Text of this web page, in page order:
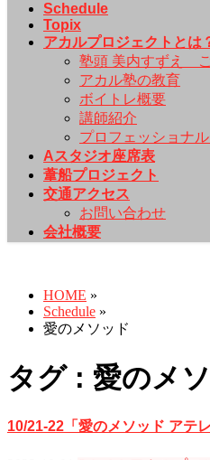
Schedule
Topix
アカルプロジェクトとは
塾頭 美内すずえ
アカル塾の教育
ボイトレ概要
講師紹介
プロフェッショナ
Aスタジオ座席表
葦船プロジェクト
交通アクセス
お問い合わせ
会社概要
HOME »
Schedule »
愛のメソッド
タグ : 愛のメ
10/21-22「愛のメソッド アテ